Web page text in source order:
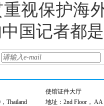
视保护海
国记者都
Thailand
使馆证件大厅
地址：2nd Floor， AA